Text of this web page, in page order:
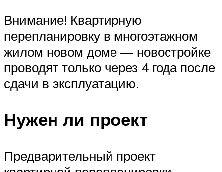
Внимание! Квартирную
перепланировку в многоэтажном
жилом новом доме — новостройке
проводят только через 4 года после
сдачи в эксплуатацию.
Нужен ли проект
Предварительный проект